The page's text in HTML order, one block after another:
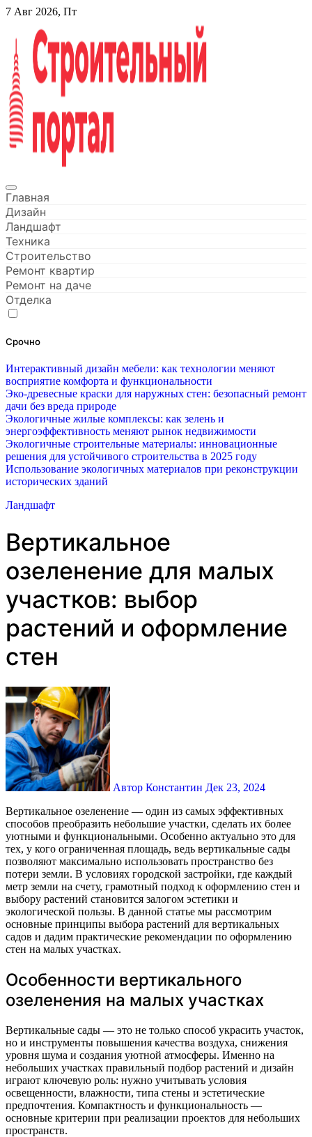
Перейти
содержанию
7 Авг 2026, Пт
Строительный портал
Главная
Дизайн
Ландшафт
Техника
Строительство
Ремонт квартир
Ремонт на даче
Отделка
Срочно
Интерактивный дизайн мебели: как технологии меняют
восприятие комфорта и функциональности
Эко-древесные краски для наружных стен: безопасный ремонт
дачи без вреда природе
Экологичные жилые комплексы: как зелень и
энергоэффективность меняют рынок недвижимости
Экологичные строительные материалы: инновационные
решения для устойчивого строительства в 2025 году
Использование экологичных материалов при реконструкции
исторических зданий
Ландшафт
Вертикальное
озеленение для малых
участков: выбор
растений и оформление
стен
Автор Константин Дек 23, 2024
Вертикальное озеленение — один из самых эффективных
способов преобразить небольшие участки, сделать их более
уютными и функциональными. Особенно актуально это для
тех, у кого ограниченная площадь, ведь вертикальные сады
позволяют максимально использовать пространство без
потери земли. В условиях городской застройки, где каждый
метр земли на счету, грамотный подход к оформлению стен и
выбору растений становится залогом эстетики и
экологической пользы. В данной статье мы рассмотрим
основные принципы выбора растений для вертикальных
садов и дадим практические рекомендации по оформлению
стен на малых участках.
Особенности вертикального
озеленения на малых участках
Вертикальные сады — это не только способ украсить участок,
но и инструменты повышения качества воздуха, снижения
уровня шума и создания уютной атмосферы. Именно на
небольших участках правильный подбор растений и дизайн
играют ключевую роль: нужно учитывать условия
освещенности, влажности, типа стены и эстетические
предпочтения. Компактность и функциональность —
основные критерии при реализации проектов для небольших
пространств.